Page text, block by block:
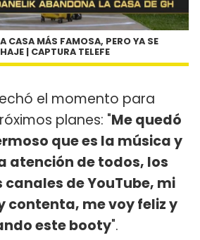
CASA MÁS FAMOSA, PERO YA SE
| CAPTURA TELEFE
el momento para
planes: "Me quedó
que es la música y
atención de todos, los
de YouTube, mi
contenta, me voy feliz y
este booty".